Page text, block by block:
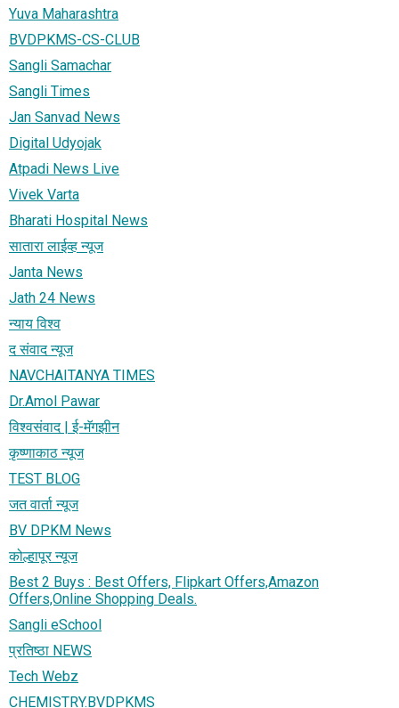
Yuva Maharashtra
BVDPKMS-CS-CLUB
Sangli Samachar
Sangli Times
Jan Sanvad News
Digital Udyojak
Atpadi News Live
Vivek Varta
Bharati Hospital News
सातारा लाईव्ह न्यूज
Janta News
Jath 24 News
न्याय विश्व
द संवाद न्यूज
NAVCHAITANYA TIMES
Dr.Amol Pawar
विश्वसंवाद | ई-मॅगझीन
कृष्णाकाठ न्यूज
TEST BLOG
जत वार्ता न्यूज
BV DPKM News
कोल्हापूर न्यूज
Best 2 Buys : Best Offers, Flipkart Offers,Amazon
Offers,Online Shopping Deals.
Sangli eSchool
प्रतिष्ठा NEWS
Tech Webz
CHEMISTRY.BVDPKMS